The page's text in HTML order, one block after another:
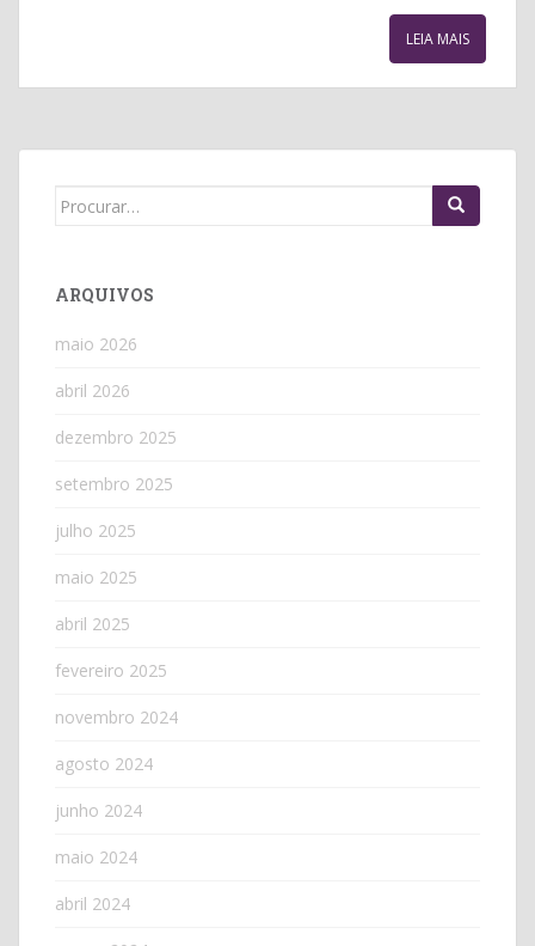
LEIA MAIS
Search
ARQUIVOS
maio 2026
abril 2026
dezembro 2025
setembro 2025
julho 2025
maio 2025
abril 2025
fevereiro 2025
novembro 2024
agosto 2024
junho 2024
maio 2024
abril 2024